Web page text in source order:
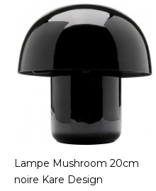
Lampe Mushroom 20cm
noire Kare Design